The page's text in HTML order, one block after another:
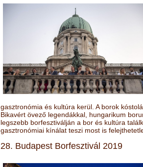
gasztronómia és kultúra kerül. A borok
Bikavért övező legendákkal, hungarikum
legszebb borfesztiválján a bor és kultúra
gasztronómiai kínálat teszi most is
28. Budapest Borfesztivál 2019